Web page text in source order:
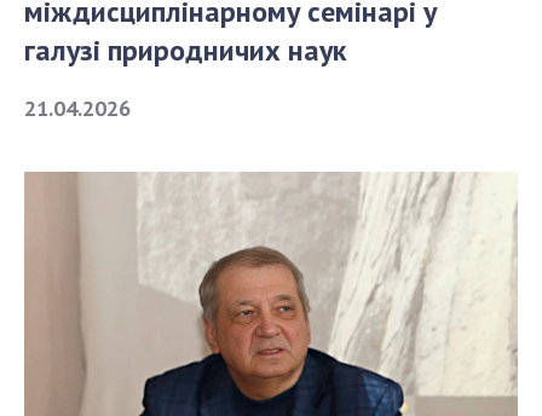
СТРУКТУРА
Апарат Президії
Секція фізико-технічних і математичних
Секція хімічних і біологічних наук
Секція суспільних і гуманітарних наук
Установи при Президії
Ради, комітети та комісії
Наукові центри МОН та НАН України
міждисциплінарному семінарі у
галузі природничих наук
21.04.2026